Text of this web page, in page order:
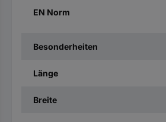
EN Norm
Besonderheiten
Länge
Breite